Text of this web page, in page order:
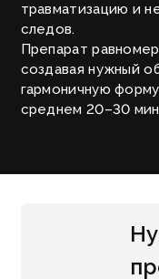
травматизацию и
следов.
Препарат
создавая нужный
гармоничную
среднем 20–30